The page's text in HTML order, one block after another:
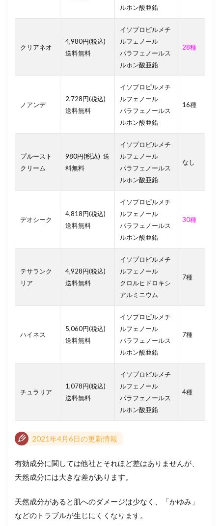
ルホン酸亜鉛
クリアネオ
4,980円(税込)
送料無料
イソプロピルメチ
ルフェノール
パラフェノールス
ルホン酸亜鉛
28種
ノアンデ
2,728円(税込)
送料無料
イソプロピルメチ
ルフェノール
パラフェノールス
ルホン酸亜鉛
16種
プルースト
クリーム
980円(税込) 送
料無料
イソプロピルメチ
ルフェノール
パラフェノールス
ルホン酸亜鉛
なし
デオシーク
4,818円(税込)
送料無料
イソプロピルメチ
ルフェノール
パラフェノールス
ルホン酸亜鉛
30種
テサランク
リア
4,928円(税込)
送料無料
イソプロピルメチ
ルフェノール
クロルヒドロキシ
アルミニウム
7種
ハイネス
5,060円(税込)
送料無料
イソプロピルメチ
ルフェノール
パラフェノールス
ルホン酸亜鉛
7種
チュラリア
1,078円(税込)
送料無料
イソプロピルメチ
ルフェノール
パラフェノールス
ルホン酸亜鉛
4種
2021年4月6日の更新情報
有効成分に関しては他社とそれほど差はありませんが、
天然成分には大きな差があります。
天然成分があると肌へのダメージは少なく、「かゆみ」
などのトラブルが生じにくくなります。